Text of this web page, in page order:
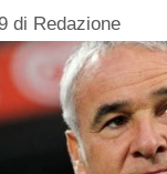
di Redazione